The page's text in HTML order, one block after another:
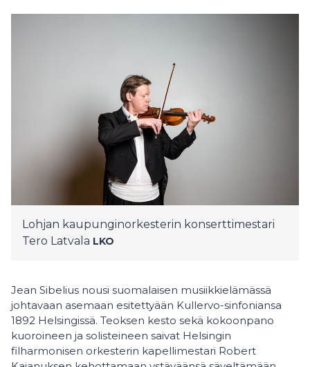
Lohjan kaupunginorkesterin konserttimestari
Tero Latvala LKO
Jean Sibelius nousi suomalaisen musiikkielämässä
johtavaan asemaan esitettyään Kullervo-sinfoniansa
1892 Helsingissä. Teoksen kesto sekä kokoonpano
kuoroineen ja solisteineen saivat Helsingin
filharmonisen orkesterin kapellimestari Robert